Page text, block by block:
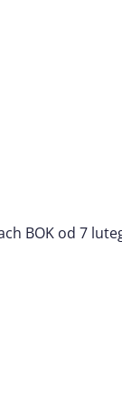
BOK od 7